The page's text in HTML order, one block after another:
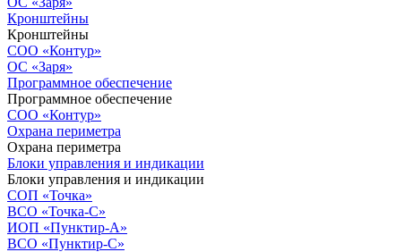
Кронштейны
Кронштейны
СОО «Контур»
ОС «Заря»
Программное обеспечение
Программное обеспечение
СОО «Контур»
Охрана периметра
Охрана периметра
Блоки управления и индикации
Блоки управления и индикации
СОП «Точка»
ВСО «Точка-С»
ИОП «Пунктир-А»
ВСО «Пунктир-С»